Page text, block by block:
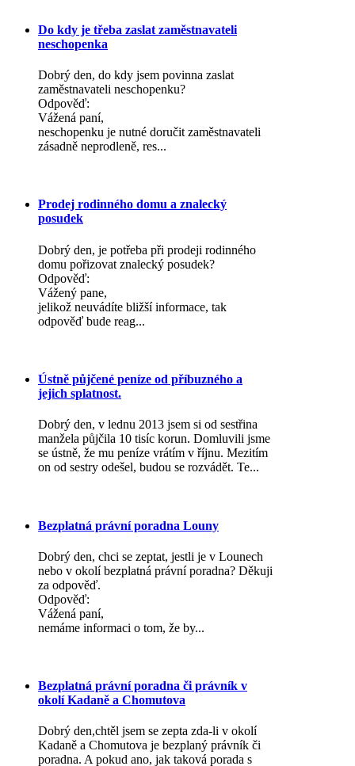
Do kdy je třeba zaslat zaměstnavateli
neschopenka
Dobrý den, do kdy jsem povinna zaslat
zaměstnavateli neschopenku?
Odpověď:
Vážená paní,
neschopenku je nutné doručit zaměstnavateli
zásadně neprodleně, res...
Prodej rodinného domu a znalecký
posudek
Dobrý den, je potřeba při prodeji rodinného
domu pořizovat znalecký posudek?
Odpověď:
Vážený pane,
jelikož neuvádíte bližší informace, tak
odpověď bude reag...
Ústně půjčené peníze od příbuzného a
jejich splatnost.
Dobrý den, v lednu 2013 jsem si od sestřina
manžela půjčila 10 tisíc korun. Domluvili jsme
se ústně, že mu peníze vrátím v říjnu. Mezitím
on od sestry odešel, budou se rozvádět. Te...
Bezplatná právní poradna Louny
Dobrý den, chci se zeptat, jestli je v Lounech
nebo v okolí bezplatná právní poradna? Děkuji
za odpověď.
Odpověď:
Vážená paní,
nemáme informaci o tom, že by...
Bezplatná právní poradna či právník v
okolí Kadaně a Chomutova
Dobrý den,chtěl jsem se zepta zda-li v okolí
Kadaně a Chomutova je bezplaný právník či
poradna. A pokud ano, jak taková porada s